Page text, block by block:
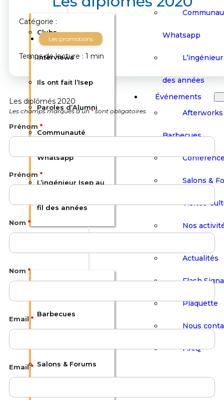
Clubs
Interviews
Ils ont fait l’Isep
Paroles d’Alumni
Communauté
Whatsapp
L’ingénieur Isep au
fil des années
Barbecues
Salons & Forums
Whatsapp
des années
Événements
Afterworks
Barbecues
Salons &
Visites
Nos
Actualités
Flash
Plaquette
Nous
F.A.Q
Catégorie :
Les promotions
Temps de lecture : 1 min
Les diplômés 2020
Les champs marqués d’un*sont obligatoires
Prénom *
Prénom *
Nom *
Nom *
Email *
Email*